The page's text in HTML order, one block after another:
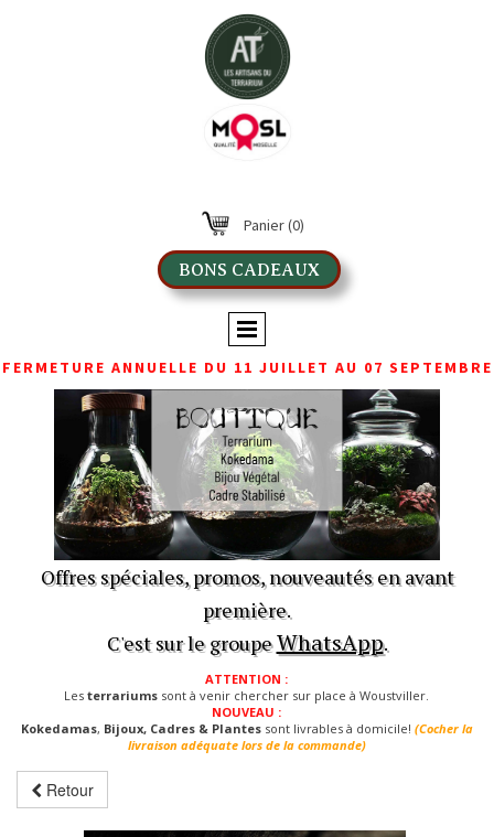
Panier(0)
BONS CADEAUX
FERMETURE ANNUELLE DU 11 JUILLET AU 07 SEPTEMBRE
Offres spéciales, promos, nouveautés en avant
première.
C'est sur le groupeWhatsApp.
ATTENTION :
Lesterrariums sont à venir chercher sur place à Woustviller.
NOUVEAU :
Kokedamas, Bijoux, Cadres & Plantessont livrables à domicile! (Cocher la
livraison adéquate lors de la commande)
Retour